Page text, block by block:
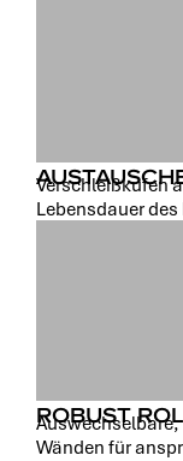
Verschleißkufen
Lebensdauer
ROBUST
Wänden für